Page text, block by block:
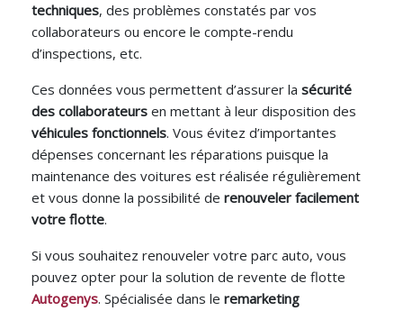
techniques, des problèmes constatés par vos
collaborateurs ou encore le compte-rendu
d’inspections, etc.
Ces données vous permettent d’assurer la sécurité
des collaborateurs en mettant à leur disposition des
véhicules fonctionnels. Vous évitez d’importantes
dépenses concernant les réparations puisque la
maintenance des voitures est réalisée régulièrement
et vous donne la possibilité de renouveler facilement
votre flotte.
Si vous souhaitez renouveler votre parc auto, vous
pouvez opter pour la solution de revente de flotte
Autogenys. Spécialisée dans le remarketing